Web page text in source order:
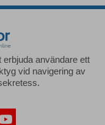
användare ett
vid navigering av